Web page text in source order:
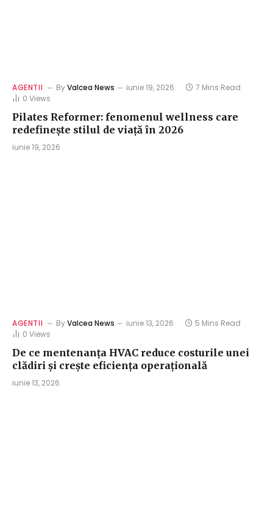
AGENTII ByValcea News iunie 19, 2026
7 Mins Read
0 Views
Pilates Reformer: fenomenul wellness care
redefinește stilul de viață în 2026
iunie 19, 2026
AGENTII ByValcea News iunie 13, 2026
5 Mins Read
0 Views
De ce mentenanța HVAC reduce costurile unei
clădiri și crește eficiența operațională
iunie 13, 2026